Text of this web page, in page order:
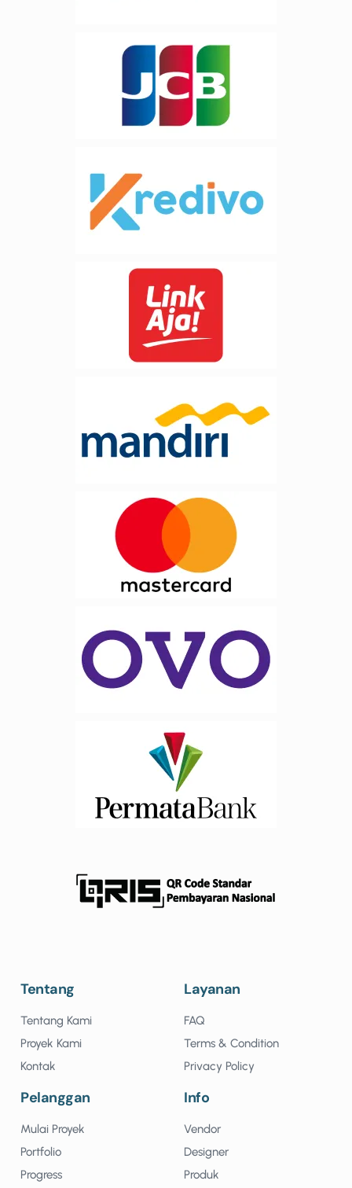
Tentang
Tentang Kami
Proyek Kami
Kontak
Pelanggan
Mulai Proyek
Portfolio
Progress
Layanan
FAQ
Terms & Condition
Privacy Policy
Info
Vendor
Designer
Produk